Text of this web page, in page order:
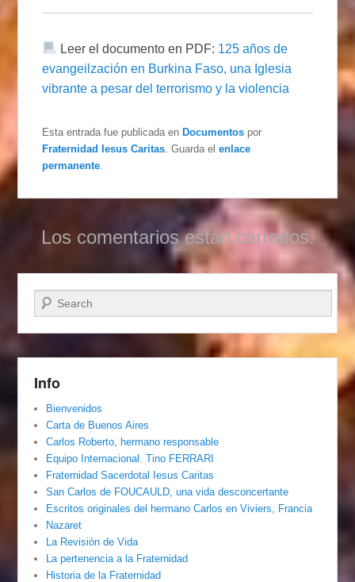
Leer el documento en PDF: 125 años de
evangeilzación en Burkina Faso, una Iglesia
vibrante a pesar del terrorismo y la violencia
Esta entrada fue publicada enDocumentos por
Fraternidad Iesus Caritas . Guarda elenlace
permanente
Los comentarios están cerrados.
Buscar
Info
Bienvenidos
Carta de Buenos Aires
Carlos Roberto, hermano responsable
Equipo Internacional. Tino FERRARI
Fraternidad Sacerdotal Iesus Caritas
San Carlos de FOUCAULD, una vida desconcertante
Escritos originales del hermano Carlos en Viviers, Francia
Nazaret
La Revisión de Vida
La pertenencia a la Fraternidad
Historia de la Fraternidad